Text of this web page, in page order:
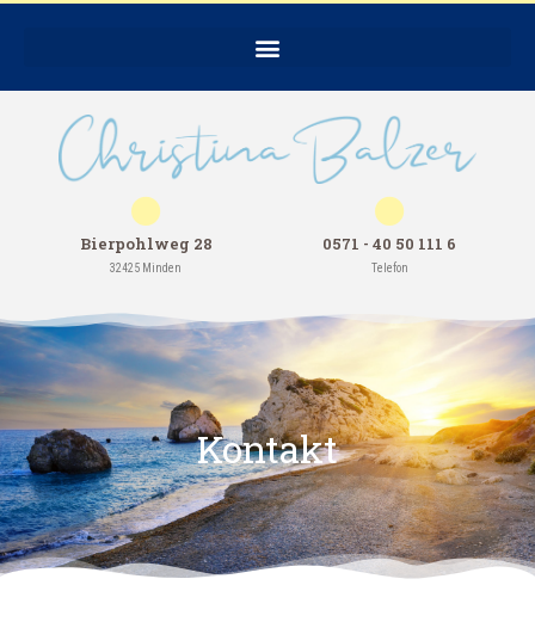
Bierpohlweg 28
32425 Minden
0571 - 40 50 111 6
Telefon
Kontakt